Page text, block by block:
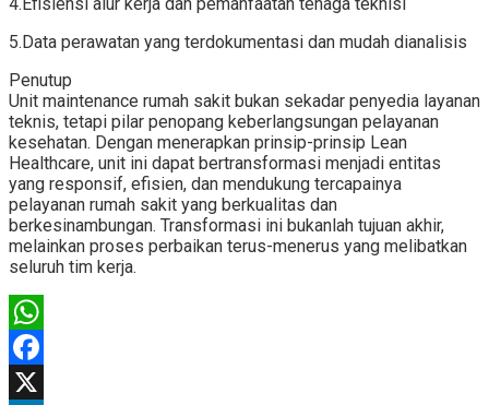
5.Data perawatan yang terdokumentasi dan mudah dianalisis
Penutup
Unit maintenance rumah sakit bukan sekadar penyedia layanan
teknis, tetapi pilar penopang keberlangsungan pelayanan
kesehatan. Dengan menerapkan prinsip-prinsip Lean
Healthcare, unit ini dapat bertransformasi menjadi entitas
yang responsif, efisien, dan mendukung tercapainya
pelayanan rumah sakit yang berkualitas dan
berkesinambungan. Transformasi ini bukanlah tujuan akhir,
melainkan proses perbaikan terus-menerus yang melibatkan
seluruh tim kerja.
WhatsApp
Facebook